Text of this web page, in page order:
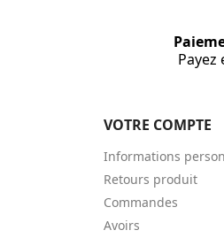
Payez
VOTRE COMPTE
Informations
Retours produit
Commandes
Avoirs